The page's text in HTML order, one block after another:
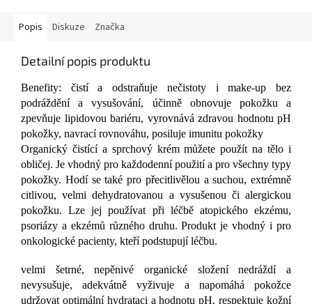
Popis Diskuze Značka
Detailní popis produktu
Benefity: čistí a odstraňuje nečistoty i make-up bez
podráždění a vysušování, účinně obnovuje pokožku a
zpevňuje lipidovou bariéru, vyrovnává zdravou hodnotu pH
pokožky, navrací rovnováhu, posiluje imunitu pokožky
Organický čistící a sprchový krém můžete použít na tělo i
obličej. Je vhodný pro každodenní použití a pro všechny typy
pokožky. Hodí se také pro přecitlivělou a suchou, extrémně
citlivou, velmi dehydratovanou a vysušenou či alergickou
pokožku. Lze jej používat při léčbě atopického ekzému,
psoriázy a ekzémů různého druhu. Produkt je vhodný i pro
onkologické pacienty, kteří podstupují léčbu.
velmi šetrné, nepěnivé organické složení nedráždí a
nevysušuje, adekvátně vyživuje a napomáhá pokožce
udržovat optimální hydrataci a hodnotu pH, respektuje kožní